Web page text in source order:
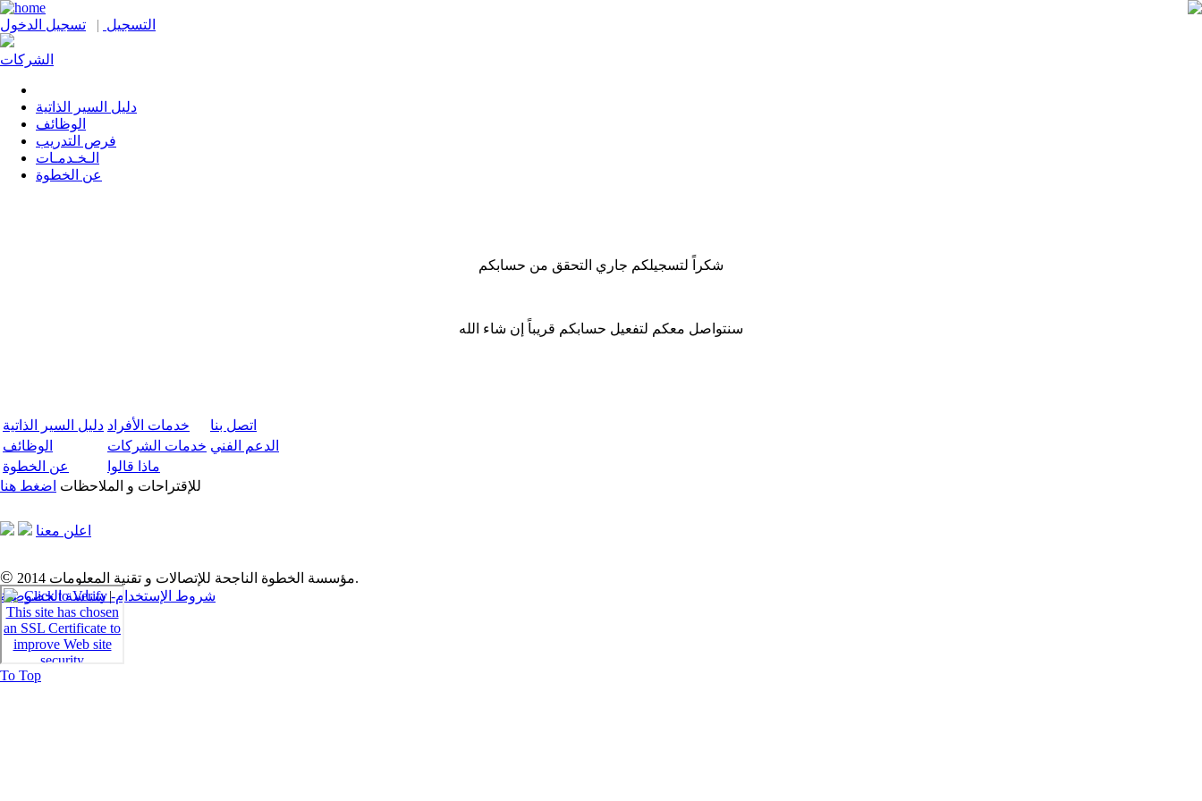
التسجيل | تسجيل الدخول
الشركات
دليل السير الذاتية
الوظائف
فرص التدريب
الـخـدمـات
عن الخطوة
شكراً لتسجيلكم جاري التحقق من حسابكم
سنتواصل معكم لتفعيل حسابكم قريباً إن شاء الله
دليل السير الذاتية خدمات الأفراد
اتصل بنا
الوظائف
خدمات الشركات الدعم الفني
عن الخطوة
ماذا قالوا
للإقتراحات و الملاحظات اضغط هنا
اعلن معنا
©
2014 مؤسسة الخطوة الناجحة للإتصالات و تقنية المعلومات.
شروط الإستخدام|سياسة الخصوصية
To Top